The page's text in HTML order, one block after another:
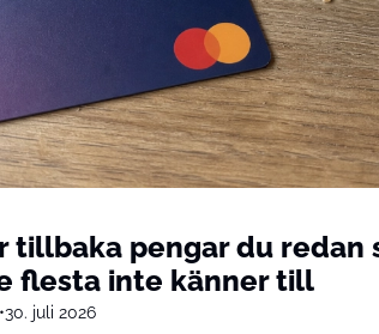
tillbaka pengar du redan
flesta inte känner till
•30. juli 2026